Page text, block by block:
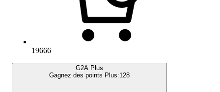
19666
G2A Plus
Gagnez des points Plus:128